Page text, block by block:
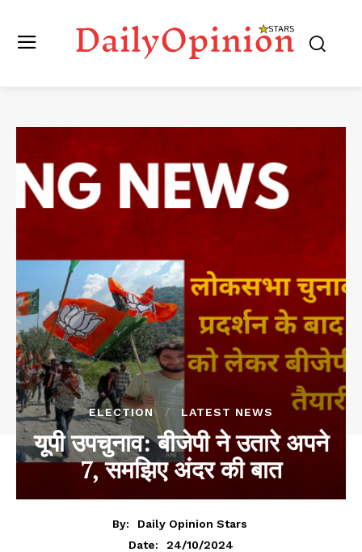
ELECTION LATEST NEWS
यूपी उपचुनाव: बीजेपी ने उतारे अपने
7, समझिए अंदर की बात
By:
Daily Opinion Stars
Date:
24/10/2024